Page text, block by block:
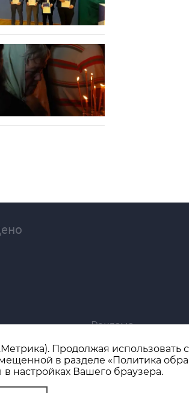
Реклама
Роскомнадзором
Продолжая использовать
в разделе «Политика
настройках Вашего браузера.